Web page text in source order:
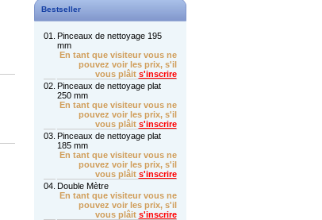
Bestseller
01. Pinceaux de nettoyage 195
mm
En tant que visiteur vous ne
pouvez voir les prix, s'il
vous plâit s'inscrire
02. Pinceaux de nettoyage plat
250 mm
En tant que visiteur vous ne
pouvez voir les prix, s'il
vous plâit s'inscrire
03. Pinceaux de nettoyage plat
185 mm
En tant que visiteur vous ne
pouvez voir les prix, s'il
vous plâit s'inscrire
04. Double Mètre
En tant que visiteur vous ne
pouvez voir les prix, s'il
vous plâit s'inscrire